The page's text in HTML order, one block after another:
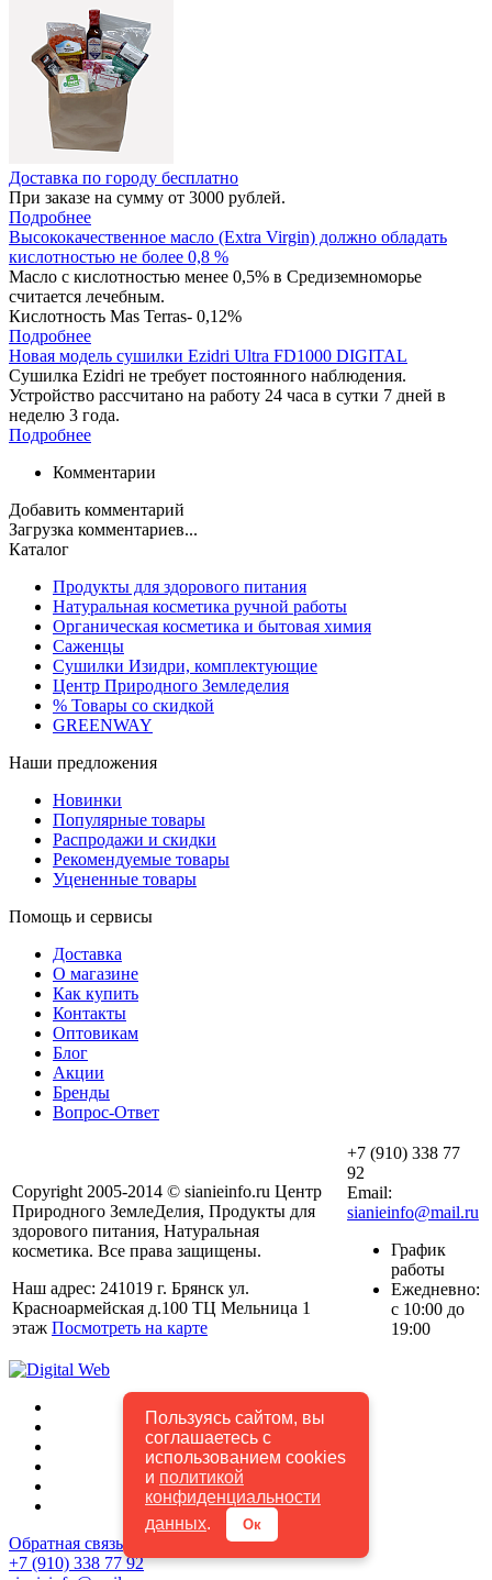
Пользуясь сайтом, вы
соглашаетесь с
использованием cookies
и политикой
конфиденциальности
данных. Ок
Доставка по городу бесплатно
При заказе на сумму от 3000 рублей.
Подробнее
Высококачественное масло (Extra Virgin) должно обладать
кислотностью не более 0,8 %
Масло с кислотностью менее 0,5% в Средиземноморье
считается лечебным.
Кислотность Mas Terras- 0,12%
Подробнее
Новая модель сушилки Ezidri Ultra FD1000 DIGITAL
Сушилка Ezidri не требует постоянного наблюдения.
Устройство рассчитано на работу 24 часа в сутки 7 дней в
неделю 3 года.
Подробнее
Комментарии
Добавить комментарий
Загрузка комментариев...
Каталог
Продукты для здорового питания
Натуральная косметика ручной работы
Органическая косметика и бытовая химия
Саженцы
Сушилки Изидри, комплектующие
Центр Природного Земледелия
% Товары со скидкой
GREENWAY
Наши предложения
Новинки
Популярные товары
Распродажи и скидки
Рекомендуемые товары
Уцененные товары
Помощь и сервисы
Доставка
О магазине
Как купить
Контакты
Оптовикам
Блог
Акции
Бренды
Вопрос-Ответ
Copyright 2005-2014 © sianieinfo.ru Центр
Природного ЗемлеДелия, Продукты для
здорового питания, Натуральная
косметика. Все права защищены.
Наш адрес: 241019 г. Брянск ул.
Красноармейская д.100 ТЦ Мельница 1
этаж Посмотреть на карте
+7 (910) 338 77
92
Email:
sianieinfo@mail.ru
График
работы
Ежедневно:
с 10:00 до
19:00
Обратная связь
+7 (910) 338 77 92